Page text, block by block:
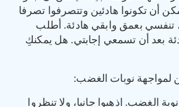
أن تكونوا هادئين وتتصرفوا تصرفا
تنفسي بعمق وابقي هادئة. أطلب
بعد أن تسمعي إجابتي. هل يمكنكِ
الغضب. اذهبوا جانبا، ولا تنظروا